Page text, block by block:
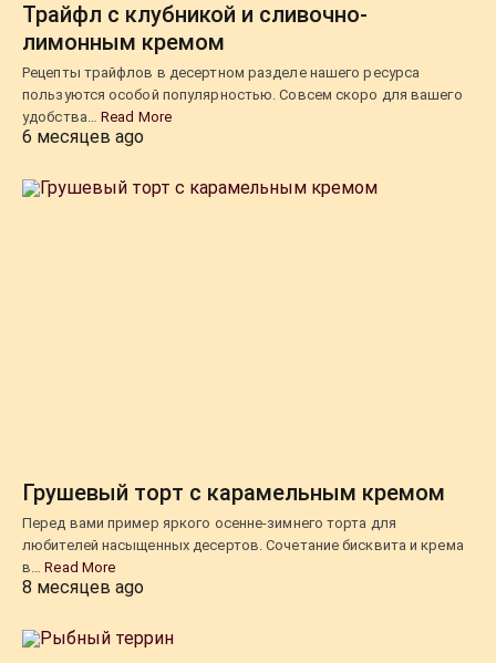
Трайфл с клубникой и сливочно-
лимонным кремом
Рецепты трайфлов в десертном разделе нашего ресурса
пользуются особой популярностью. Совсем скоро для вашего
удобства… Read More
6 месяцев ago
Грушевый торт с карамельным кремом
Перед вами пример яркого осенне-зимнего торта для
любителей насыщенных десертов. Сочетание бисквита и крема
в…Read More
8 месяцев ago